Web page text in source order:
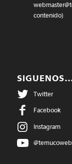
contenido)
Twitter
Facebook
Instagram